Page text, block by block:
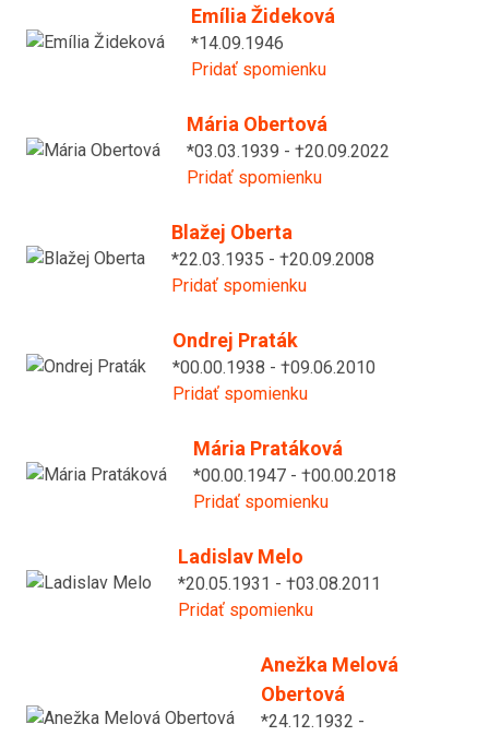
Emília Žideková
*14.09.1946
Pridať spomienku
Mária Obertová
*03.03.1939 - †20.09.2022
Pridať spomienku
Blažej Oberta
*22.03.1935 - †20.09.2008
Pridať spomienku
Ondrej Praták
*00.00.1938 - †09.06.2010
Pridať spomienku
Mária Pratáková
*00.00.1947 - †00.00.2018
Pridať spomienku
Ladislav Melo
*20.05.1931 - †03.08.2011
Pridať spomienku
Anežka Melová
Obertová
*24.12.1932 -